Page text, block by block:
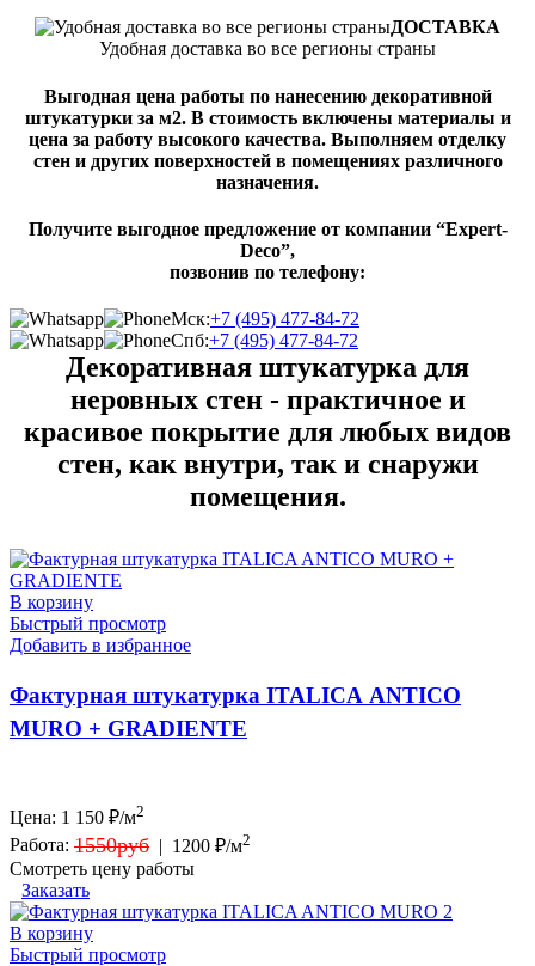
ДОСТАВКА
Удобная доставка во все регионы страны
Выгодная цена работы по нанесению декоративной
штукатурки за м2. В стоимость включены материалы и
цена за работу высокого качества. Выполняем отделку
стен и других поверхностей в помещениях различного
назначения.
Получите выгодное предложение от компании “Expert-
Deco”,
позвонив по телефону:
Мск:+7 (495) 477-84-72
Спб:+7 (495) 477-84-72
Декоративная штукатурка для
неровных стен - практичное и
красивое покрытие для любых видов
стен, как внутри, так и снаружи
помещения.
В корзину
Быстрый просмотр
Добавить в избранное
Фактурная штукатурка ITALICA ANTICO
MURO + GRADIENTE
Цена: 1 150 ₽/м2
Работа: 1550руб | 1200 ₽/м2
Смотреть цену работы
Заказать
В корзину
Быстрый просмотр